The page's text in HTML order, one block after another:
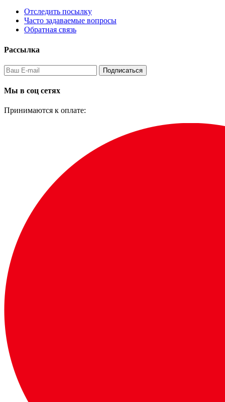
Отследить посылку
Часто задаваемые вопросы
Обратная связь
Рассылка
Подписаться
Мы в соц сетях
Принимаются к оплате: